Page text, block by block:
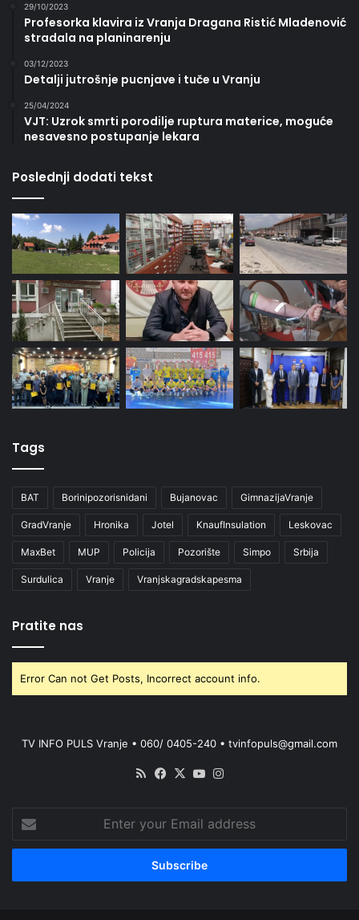
29/10/2023
Profesorka klavira iz Vranja Dragana Ristić Mladenović
stradala na planinarenju
03/12/2023
Detalji jutrošnje pucnjave i tuče u Vranju
25/04/2024
VJT: Uzrok smrti porodilje ruptura materice, moguće
nesavesno postupanje lekara
Poslednji dodati tekst
Tags
BAT Borinipozorisnidani Bujanovac GimnazijaVranje
GradVranje Hronika Jotel KnaufInsulation Leskovac
MaxBet MUP Policija Pozorište Simpo Srbija
Surdulica Vranje Vranjskagradskapesma
Pratite nas
Error Can not Get Posts, Incorrect account info.
TV INFO PULS Vranje • 060/ 0405-240 • tvinfopuls@gmail.com
RSS Facebook
X YouTube
your
Email